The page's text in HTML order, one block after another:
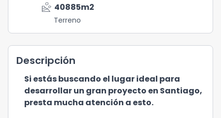
landslide 40885m2
Terreno
Descripción
Si estás buscando el lugar ideal para
desarrollar un gran proyecto en Santiago,
presta mucha atención a esto.